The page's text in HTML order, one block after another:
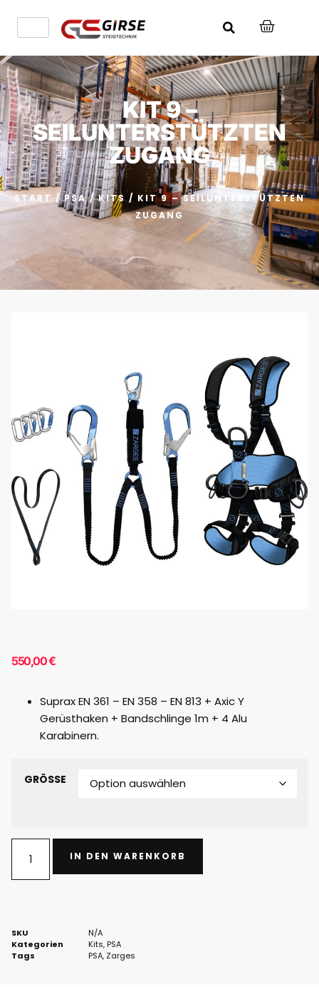
KIT 9 –
SEILUNTERSTÜTZTEN
ZUGANG
START/PSA/KITS/ KIT 9 – SEILUNTERSTÜTZTEN
ZUGANG
550,00€
Suprax EN 361 – EN 358 – EN 813 + Axic Y
Gerüsthaken + Bandschlinge 1m + 4 Alu
Karabinern.
GRÖSSE
IN DEN WARENKORB
SKU
N/A
Kategorien
Kits, PSA
Tags
PSA, Zarges